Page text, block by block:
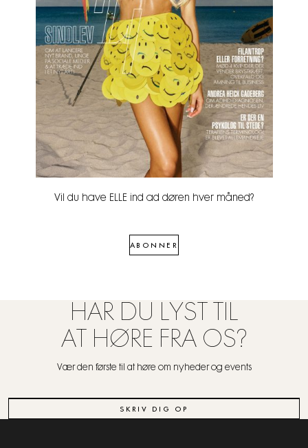
Vil du have ELLE ind ad døren hver måned?
ABONNER
HAR DU LYST TIL
AT HØRE FRA OS?
Vær den første til at høre om nyheder og events
SKRIV DIG OP